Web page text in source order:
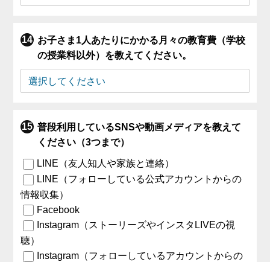
お子さま1人あたりにかかる月々の教育費（学校
の授業料以外）を教えてください。
普段利用しているSNSや動画メディアを教えて
ください（3つまで）
LINE（友人知人や家族と連絡）
LINE（フォローしている公式アカウントからの
情報収集）
Facebook
Instagram（ストーリーズやインスタLIVEの視
聴）
Instagram（フォローしているアカウントからの